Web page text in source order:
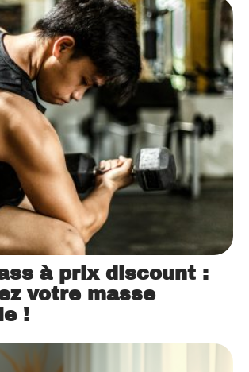
à prix discount :
votre masse
!